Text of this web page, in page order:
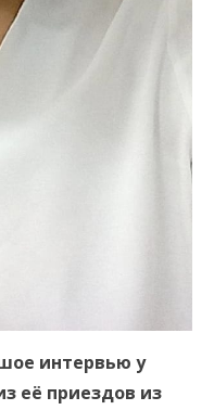
интервью у
её приездов из